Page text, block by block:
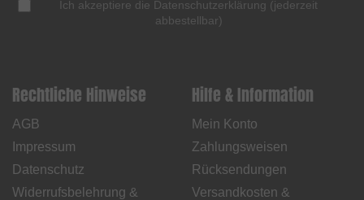
Ich akzeptiere die Datenschutzerklärung (jederzeit
abbestellbar)
Rechtliche Hinweise
AGB
Impressum
Datenschutz
Widerrufsbelehrung &
Hilfe & Information
Mein Konto
Zahlungsweisen
Rücksendungen
Versandkosten &